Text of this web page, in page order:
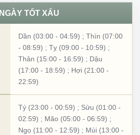
NGÀY TỐT XẤU
Dần (03:00 - 04:59) ; Thìn (07:00
- 08:59) ; Tỵ (09:00 - 10:59) ;
Thân (15:00 - 16:59) ; Dậu
(17:00 - 18:59) ; Hợi (21:00 -
22:59)
Tý (23:00 - 00:59) ; Sửu (01:00 -
02:59) ; Mão (05:00 - 06:59) ;
Ngọ (11:00 - 12:59) ; Mùi (13:00 -